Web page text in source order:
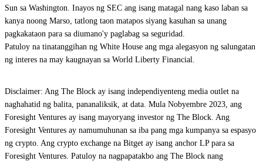
Sun sa Washington. Inayos ng SEC ang isang matagal nang kaso laban sa
kanya noong Marso, tatlong taon matapos siyang kasuhan sa unang
pagkakataon para sa diumano'y paglabag sa seguridad.
Patuloy na tinatanggihan ng White House ang mga alegasyon ng salungatan
ng interes na may kaugnayan sa World Liberty Financial.
Disclaimer: Ang The Block ay isang independiyenteng media outlet na
naghahatid ng balita, pananaliksik, at data. Mula Nobyembre 2023, ang
Foresight Ventures ay isang mayoryang investor ng The Block. Ang
Foresight Ventures ay namumuhunan sa iba pang mga kumpanya sa espasyo
ng crypto. Ang crypto exchange na Bitget ay isang anchor LP para sa
Foresight Ventures. Patuloy na nagpapatakbo ang The Block nang